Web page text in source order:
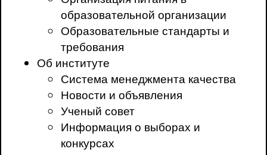
образовательной организации
Образовательные стандарты и
требования
Об институте
Система менеджмента качества
Новости и объявления
Ученый совет
Информация о выборах и
конкурсах